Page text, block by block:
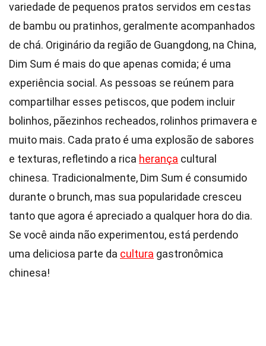
variedade de pequenos pratos servidos em cestas
de bambu ou pratinhos, geralmente acompanhados
de chá. Originário da região de Guangdong, na China,
Dim Sum é mais do que apenas comida; é uma
experiência social. As pessoas se reúnem para
compartilhar esses petiscos, que podem incluir
bolinhos, pãezinhos recheados, rolinhos primavera e
muito mais. Cada prato é uma explosão de sabores
e texturas, refletindo a rica herança cultural
chinesa. Tradicionalmente, Dim Sum é consumido
durante o brunch, mas sua popularidade cresceu
tanto que agora é apreciado a qualquer hora do dia.
Se você ainda não experimentou, está perdendo
uma deliciosa parte da cultura gastronômica
chinesa!